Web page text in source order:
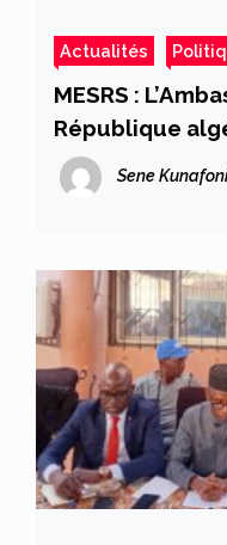
Actualités
MESRS :
République
et populaire,
reçu par le Pr.
Sene Kunafoni